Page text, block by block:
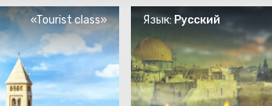
«Tourist class» Язык: Русский